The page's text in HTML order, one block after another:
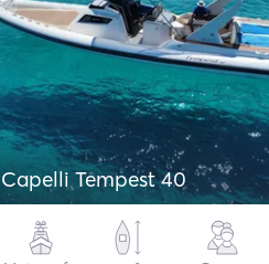
Capelli Tempest 40